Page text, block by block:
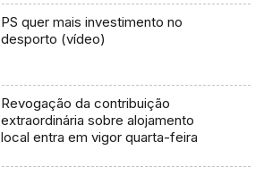
PS quer mais investimento no
desporto (vídeo)
Revogação da contribuição
extraordinária sobre alojamento
local entra em vigor quarta-feira